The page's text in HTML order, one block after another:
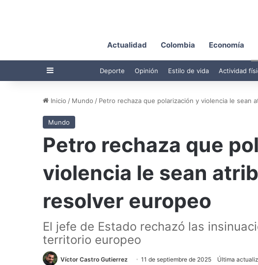
Actualidad Colombia Economía
Barra lateral Deporte Opinión Estilo de vida Actividad
Inicio / Mundo / Petro rechaza que polarización y violencia le sean
Mundo
Petro rechaza que
violencia le sean
resolver europeo
El jefe de Estado rechazó las
territorio europeo
Víctor Castro Gutierrez 11 de septiembre de 2025 Última